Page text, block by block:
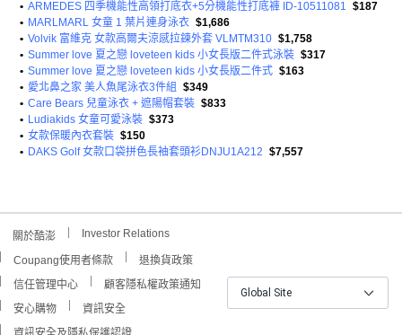
• ARMEDES 四季機能性高領打底衣+5分機能性打底褲 ID-10511081 $187
• MARLMARL 女童 1 葉片連身泳衣 $1,686
• Volvik 富維克 女款高爾夫涼感拉鍊外套 VLMTM310 $1,758
• Summer love 夏之戀 loveteen kids 小女長版二件式泳裝 $317
• Summer love 夏之戀 loveteen kids 小女長版二件式 $163
• 愛北鼻之家 美人魚尾泳衣3件組
$349
• Care Bears 兒童泳衣 + 遮陽帽套裝 $833
• Ludiakids 女童可愛泳裝 $373
• 女款保暖內衣套裝 $150
• DAKS Golf 女款口袋拼色長袖套頭衫DNJU1A212 $7,557
關於酷澎 Investor Relations
Coupang使用者條款
退換貨政策
信任管理中心
顧客隱私權政策通知
安心購物
資訊安全
Global Site